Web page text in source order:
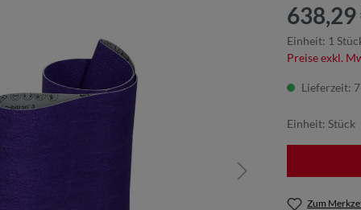
638,29
Einheit: 1
Preise exkl.
Lieferzeit:
Einheit: Stück
Zum